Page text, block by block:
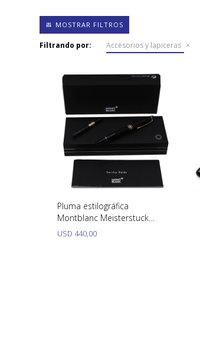
Filtrando por: Accesorios y lapiceras
Pluma estilográfica
Montblanc Meisterstuck
usada con caja y papeles
USD 440,00